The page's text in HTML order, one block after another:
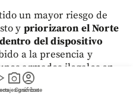
photo_camera
gráficos
account_circle
Suscríbete
un mayor riesgo de
y priorizaron el Norte
del dispositivo
a la presencia y
armados ilegales en